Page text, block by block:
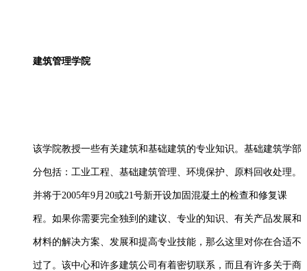
建筑管理学院
该学院教授一些有关建筑和基础建筑的专业知识。基础建筑学部
分包括：工业工程、基础建筑管理、环境保护、原料回收处理。
并将于2005年9月20或21号新开设加固混凝土的检查和修复课
程。如果你需要完全独到的建议、专业的知识、有关产品发展和
材料的解决方案、发展和提高专业技能，那么这里对你在合适不
过了。该中心和许多建筑公司有着密切联系，而且有许多关于商